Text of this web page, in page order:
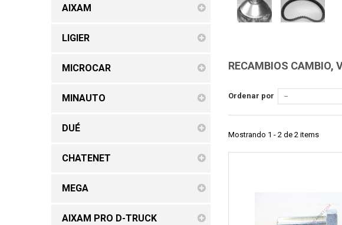
AIXAM
LIGIER
MICROCAR
MINAUTO
DUÉ
CHATENET
MEGA
AIXAM PRO D-TRUCK
RECAMBIOS CAMBIO,
Ordenar por --
Mostrando 1 - 2 de 2 items
Vista rápida